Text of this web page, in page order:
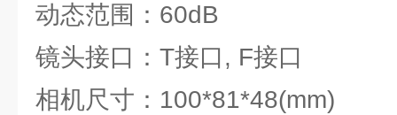
动态范围：60dB
镜头接口：T接口, F接口
相机尺寸：100*81*48(mm)